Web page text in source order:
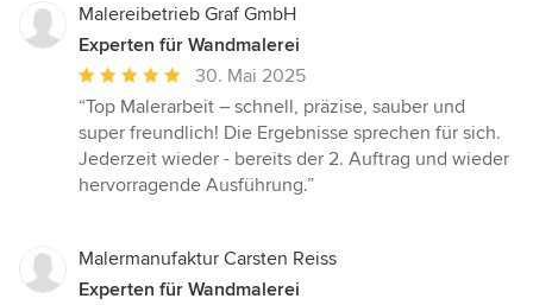
Malereibetrieb Graf GmbH
Experten für Wandmalerei
Durchschnittliche
Bewertung:
5
von
5
30. Mai 2025
“Top Malerarbeit – schnell, präzise, sauber und
super freundlich! Die Ergebnisse sprechen für sich.
Jederzeit wieder - bereits der 2. Auftrag und wieder
hervorragende Ausführung.”
Malermanufaktur Carsten Reiss
Experten für Wandmalerei